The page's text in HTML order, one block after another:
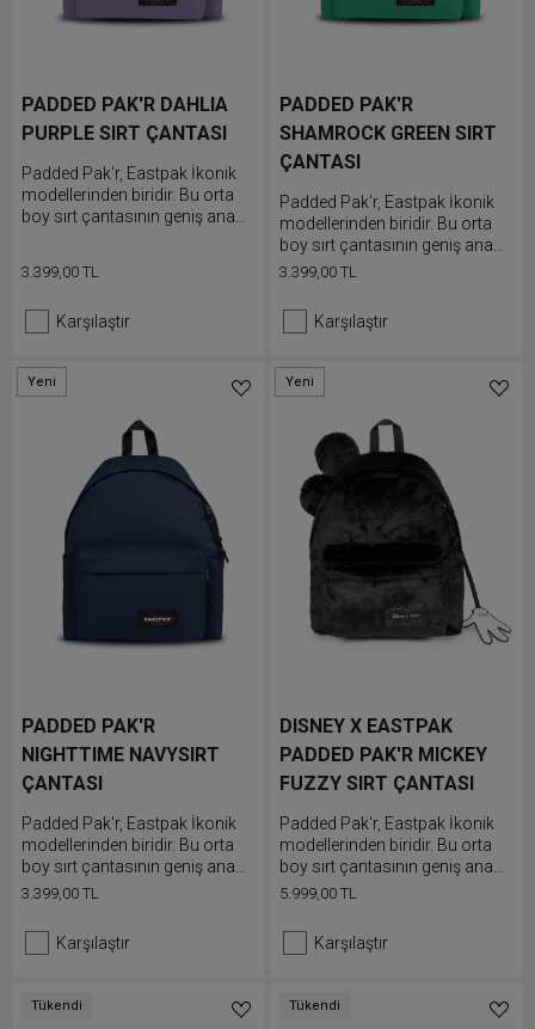
PADDED PAK'R DAHLIA
PURPLE SIRT ÇANTASI
Padded Pak'r, Eastpak İkonik
modellerinden biridir. Bu orta
boy sırt çantasının geniş ana
günlük kullanımda ekstra
3.399,00 TL
Karşılaştır
PADDED PAK'R
SHAMROCK GREEN SIRT
ÇANTASI
Padded Pak'r, Eastpak İkonik
modellerinden biridir. Bu orta
boy sırt çantasının geniş ana
bölmesi ve ön cebi bulunur.
günlük kullanımda ekstra
konfor sunar.
3.399,00 TL
Karşılaştır
Yeni
PADDED PAK'R
NIGHTTIME NAVYSIRT
ÇANTASI
Padded Pak'r, Eastpak İkonik
modellerinden biridir. Bu orta
boy sırt çantasının geniş ana
bölmesi ve ön cebi bulunur.
günlük kullanımda ekstra
konfor sunar.
3.399,00 TL
Karşılaştır
Yeni
DISNEY X EASTPAK
PADDED PAK'R MICKEY
FUZZY SIRT ÇANTASI
Padded Pak'r, Eastpak İkonik
modellerinden biridir. Bu orta
boy sırt çantasının geniş ana
bölmesi ve ön cebi bulunur.
günlük kullanımda ekstra
konfor sunar.
5.999,00 TL
Karşılaştır
Tükendi Tükendi